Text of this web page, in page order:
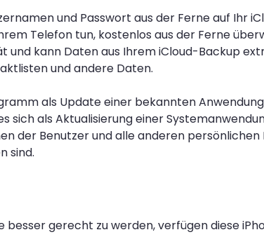
und Passwort aus der Ferne auf Ihr
Telefon tun, kostenlos aus der Ferne
kann Daten aus Ihrem iCloud-Backup
und andere Daten.
als Update einer bekannten
sich als Aktualisierung einer
der Benutzer und alle anderen persönlichen
sind.
gerecht zu werden, verfügen diese